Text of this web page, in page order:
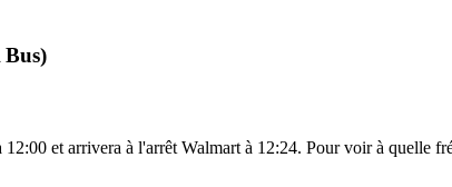
Bus)
et arrivera à l'arrêt Walmart à 12:24. Pour voir à quelle